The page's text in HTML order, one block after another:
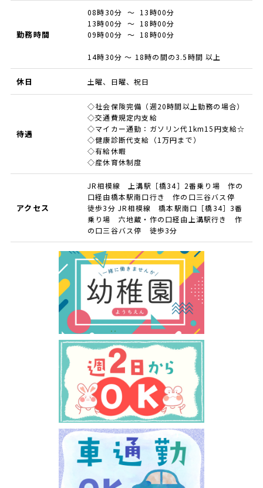
勤務時間
08時30分 ～ 13時00分
13時00分 ～ 18時00分
09時00分 ～ 18時00分
14時30分 ～ 18時の間の3.5時間 以上
休日 土曜、日曜、祝日
待遇
◇社会保険完備（週20時間以上勤務の場合）
◇交通費規定内支給
◇マイカー通勤：ガソリン代1km15円支給☆
◇健康診断代支給（1万円まで）
◇有給休暇
◇産休育休制度
アクセス
JR相模線 上溝駅［橋34］2番乗り場 作の
口経由橋本駅南口行き 作の口三谷バス停
徒歩3分 JR相模線 橋本駅南口［橋34］3番
乗り場 六地蔵・作の口経由上溝駅行き 作
の口三谷バス停 徒歩3分